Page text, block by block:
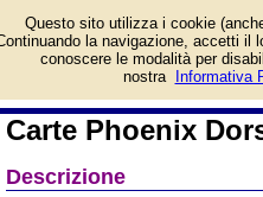
Prodotto da Bicycle
Carte Phoenix
Descrizione
Questo sito utilizza i cookie
la navigazione, accetti il
conoscere le modalità per
nostra
Informativa